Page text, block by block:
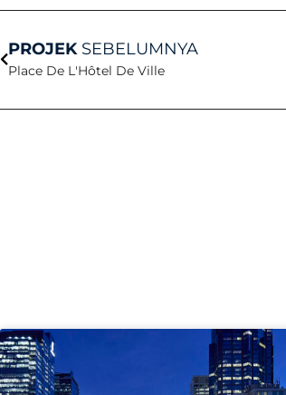
PROJEKSEBELUMNYA
Place De L'Hôtel De Ville